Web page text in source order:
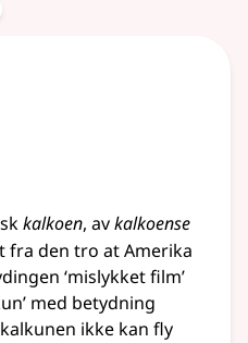
kalkoen, avkalkoense
fra den tro at Amerika
‘mislykket film’
med betydning
ikke kan fly